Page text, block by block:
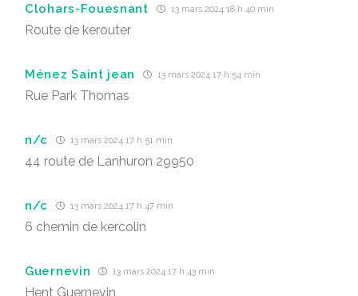
Clohars-Fouesnant 13 mars 2024 18 h 40 min
Route de kerouter
Ménez Saint jean 13 mars 2024 17 h 54 min
Rue Park Thomas
n/c 13 mars 2024 17 h 51 min
44 route de Lanhuron 29950
n/c 13 mars 2024 17 h 47 min
6 chemin de kercolin
Guernevin 13 mars 2024 17 h 43 min
Hent Guernevin